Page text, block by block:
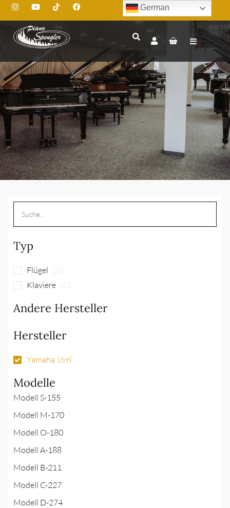
Typ
Flügel 26
Klaviere 43
Andere Hersteller
Hersteller
Yamaha (69)
Modelle
Modell S-155
Modell M-170
Modell O-180
Modell A-188
Modell B-211
Modell C-227
Modell D-274
German